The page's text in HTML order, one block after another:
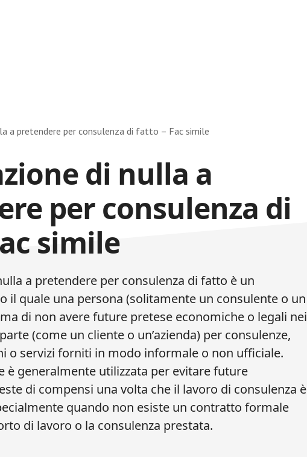
a pretendere per consulenza di fatto – Fac simile
di nulla a
per consulenza di
simile
a pretendere per consulenza di fatto è un
il quale una persona (solitamente un consulente o un
di non avere future pretese economiche o legali nei
(come un cliente o un’azienda) per consulenze,
o servizi forniti in modo informale o non ufficiale.
è generalmente utilizzata per evitare future
di compensi una volta che il lavoro di consulenza è
quando non esiste un contratto formale
di lavoro o la consulenza prestata.